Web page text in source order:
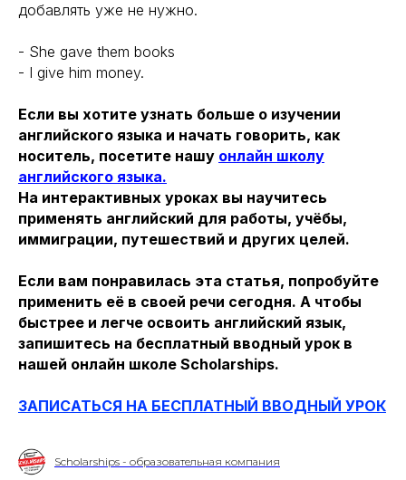
добавлять уже не нужно.
- She gave them books
- I give him money.
Если вы хотите узнать больше о изучении
английского языка и начать говорить, как
носитель, посетите нашу онлайн школу
английского языка.
На интерактивных уроках вы научитесь
применять английский для работы, учёбы,
иммиграции, путешествий и других целей.
Если вам понравилась эта статья, попробуйте
применить её в своей речи сегодня. А чтобы
быстрее и легче освоить английский язык,
запишитесь на бесплатный вводный урок в
нашей онлайн школе Scholarships.
ЗАПИСАТЬСЯ НА БЕСПЛАТНЫЙ ВВОДНЫЙ УРОК
Scholarships - образовательная компания